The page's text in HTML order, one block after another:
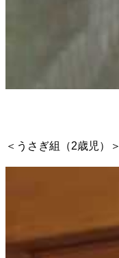
＜うさぎ組（2歳児）＞